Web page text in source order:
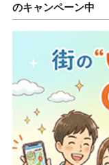
のキャンペーン中